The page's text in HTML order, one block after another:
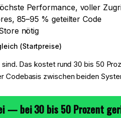
(Startpreise)
Performance, voller
85–95 % geteilter Code
nötig
Das kostet rund 30 bis 50
Codebasis zwischen beiden
— bei 30 bis 50 Prozent